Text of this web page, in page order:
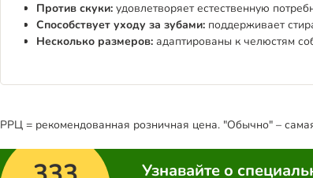
Против скуки: удовлетворяет естественную
Способствует уходу за зубами: поддерживает
Несколько размеров: адаптированы к челюстям
РРЦ = рекомендованная розничная цена. "Обычно" –
Узнавайте о